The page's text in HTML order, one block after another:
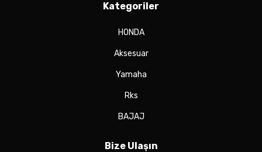
Kategoriler
HONDA
Aksesuar
Yamaha
Rks
BAJAJ
Bize Ulaşın